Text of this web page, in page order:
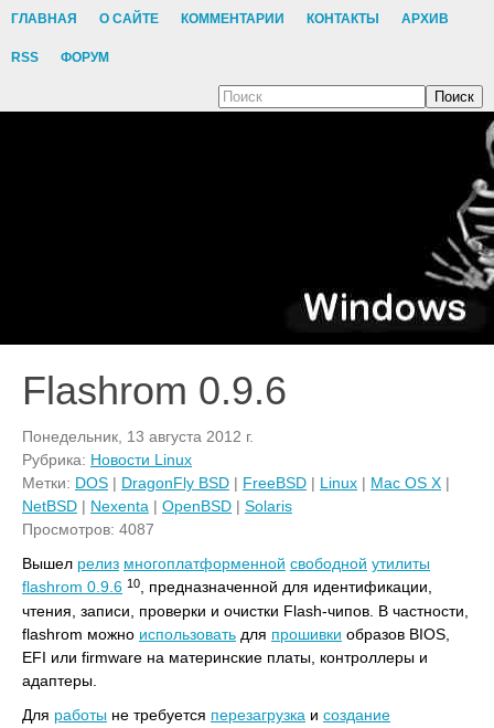
ГЛАВНАЯ О САЙТЕ КОММЕНТАРИИ КОНТАКТЫ АРХИВ
RSS ФОРУМ
Поиск
Flashrom 0.9.6
Понедельник, 13 августа 2012 г.
Рубрика: Новости Linux
Метки: DOS | DragonFly BSD | FreeBSD | Linux | Mac OS X |
NetBSD | Nexenta | OpenBSD | Solaris
Просмотров: 4087
Вышел релиз многоплатформенной свободной утилиты
flashrom 0.9.6 10
, предназначенной для идентификации,
чтения, записи, проверки и очистки Flash-чипов. В частности,
flashrom можно использовать для прошивки образов BIOS,
EFI или firmware на материнские платы, контроллеры и
адаптеры.
Для работы не требуется перезагрузка и создание